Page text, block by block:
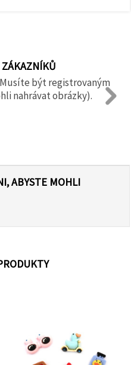
ZÁKAZNÍKŮ
být registrovaným
nahrávat obrázky).
ABYSTE MOHLI